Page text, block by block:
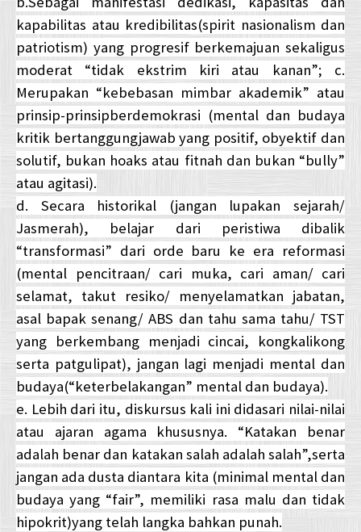
kapabilitas atau kredibilitas(spirit nasionalism dan
patriotism) yang progresif berkemajuan sekaligus
moderat “tidak ekstrim kiri atau kanan”; c.
Merupakan “kebebasan mimbar akademik” atau
prinsip-prinsipberdemokrasi (mental dan budaya
kritik bertanggungjawab yang positif, obyektif dan
solutif, bukan hoaks atau fitnah dan bukan “bully”
atau agitasi).
d. Secara historikal (jangan lupakan sejarah/
Jasmerah), belajar dari peristiwa dibalik
“transformasi” dari orde baru ke era reformasi
(mental pencitraan/ cari muka, cari aman/ cari
selamat, takut resiko/ menyelamatkan jabatan,
asal bapak senang/ ABS dan tahu sama tahu/ TST
yang berkembang menjadi cincai, kongkalikong
serta patgulipat), jangan lagi menjadi mental dan
budaya(“keterbelakangan” mental dan budaya).
e. Lebih dari itu, diskursus kali ini didasari nilai-nilai
atau ajaran agama khususnya. “Katakan benar
adalah benar dan katakan salah adalah salah”,serta
jangan ada dusta diantara kita (minimal mental dan
budaya yang “fair”, memiliki rasa malu dan tidak
hipokrit)yang telah langka bahkan punah.